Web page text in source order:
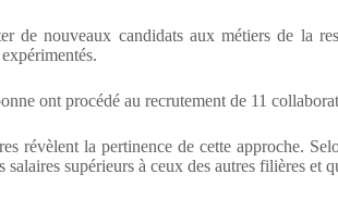
de nouveaux candidats aux métiers de la
ont procédé au recrutement de 11
révèlent la pertinence de cette approche.
salaires supérieurs à ceux des autres filières